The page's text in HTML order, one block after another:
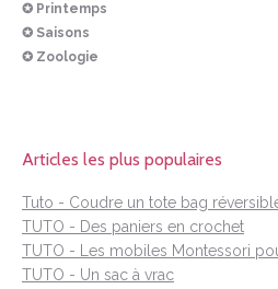
✪ Printemps
✪ Saisons
✪ Zoologie
Articles les plus populaires
Tuto - Coudre un tote bag
TUTO - Des paniers en crochet
TUTO - Les mobiles Montessori
TUTO - Un sac à vrac